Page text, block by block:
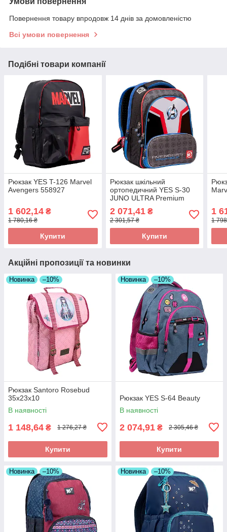
Повернення товару впродовж 14 днів за домовленістю
Всі умови повернення
Подібні товари компанії
Рюкзак YES T-126 Marvel
Avengers 558927
1 602,14 ₴
1 780,16 ₴
Купити
Рюкзак шкільний
ортопедичний YES S-30
JUNO ULTRA Premium
2 071,41₴
2 301,57 ₴
Купити
1
1
Акційні пропозиції та новинки
Новинка –10%
Рюкзак Santoro Rosebud
35х23х10
В наявності
1 148,64 ₴ 1 276,27 ₴
Купити
Новинка –10%
Рюкзак YES S-64 Beauty
В наявності
2 074,91 ₴ 2 305,46 ₴
Купити
Новинка –10% Новинка –10%